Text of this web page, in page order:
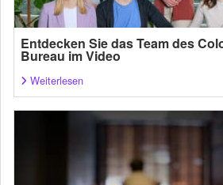
Entdecken Sie das Team des
Bureau im Video
Weiterlesen